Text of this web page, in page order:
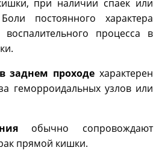
при наличии спаек или
постоянного характера
процесса в
заднем проходе характерен
геморроидальных узлов или
обычно сопровождают
прямой кишки.